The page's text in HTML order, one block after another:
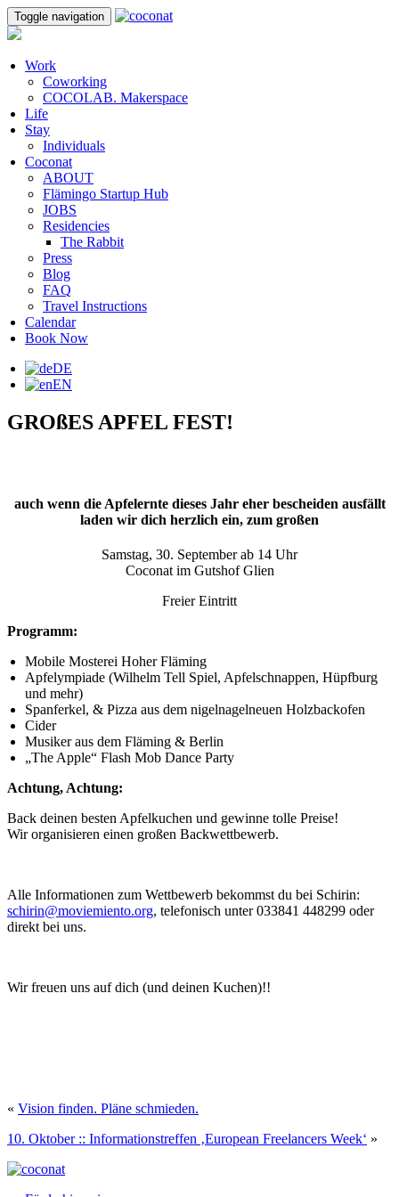
Toggle navigation
Work
Coworking
COCOLAB. Makerspace
Life
Stay
Individuals
Coconat
ABOUT
Flämingo Startup Hub
JOBS
Residencies
The Rabbit
Press
Blog
FAQ
Travel Instructions
Calendar
Book Now
DE
EN
GROßES APFEL FEST!
auch wenn die Apfelernte dieses Jahr eher bescheiden ausfällt
laden wir dich herzlich ein, zum großen
Samstag, 30. September ab 14 Uhr
Coconat im Gutshof Glien
Freier Eintritt
Programm:
Mobile Mosterei Hoher Fläming
Apfelympiade (Wilhelm Tell Spiel, Apfelschnappen, Hüpfburg
und mehr)
Spanferkel, & Pizza aus dem nigelnagelneuen Holzbackofen
Cider
Musiker aus dem Fläming & Berlin
„The Apple“ Flash Mob Dance Party
Achtung, Achtung:
Back deinen besten Apfelkuchen und gewinne tolle Preise!
Wir organisieren einen großen Backwettbewerb.
Alle Informationen zum Wettbewerb bekommst du bei Schirin:
schirin@moviemiento.org, telefonisch unter 033841 448299 oder
direkt bei uns.
Wir freuen uns auf dich (und deinen Kuchen)!!
« Vision finden. Pläne schmieden.
10. Oktober :: Informationstreffen ‚European Freelancers Week‘ »